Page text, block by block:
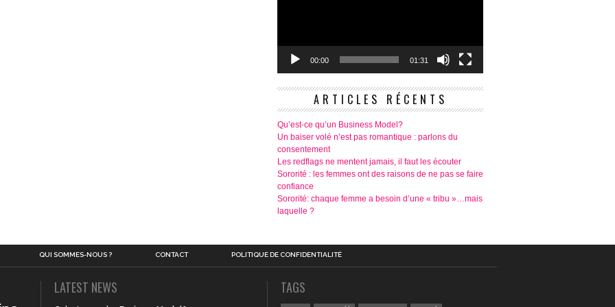
00:00 01:31
ARTICLES RÉCENTS
Qu’est-ce qu’un Business Model?
Un baiser volé n’est pas romantique : parlons du
consentement
Les redflags ne mentent jamais, il faut les écouter
Sororité : les femmes ont des raisons de ne pas se faire
confiance
Sororité: chaque femme a besoin d’une « tribu »…mais
laquelle ?
QUI SOMMES-NOUS ? CONTACT POLITIQUE DE CONFIDENTIALITÉ
LATEST NEWS TAGS